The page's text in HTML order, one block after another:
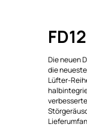
Die neuen
die
Lüfter-